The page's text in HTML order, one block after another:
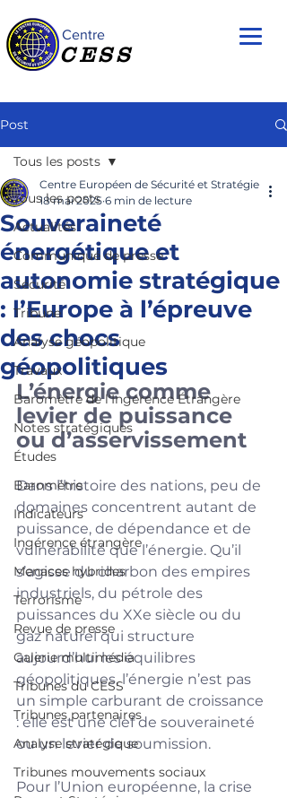
Centre
CESS
Post
Tous les posts
Actualités
Communiqué de presse
Sécurité
Tribune
Analyse géopolitique
Travaux
Baromètre de l'Ingérence Étrangère
Notes stratégiques
Études
Baromètre
Indicateurs
Ingérence étrangère
Menaces hybrides
Terrorisme
Revue de presse
Galerie multimédia
Tribunes du CESS
Tribunes partenaires
Analyse stratégique
Tribunes mouvements sociaux
Tous les posts
Souveraineté
énergétique et
autonomie stratégique
: l’Europe à l’épreuve
des chocs
géopolitiques
Centre Européen de Sécurité et Stratégie
18 mai 2025 6 min de lecture
L’énergie comme
levier de puissance
ou d’asservissement
Dans l’histoire des nations, peu de
domaines concentrent autant de
puissance, de dépendance et de
vulnérabilité que l’énergie. Qu’il
s’agisse du charbon des empires
industriels, du pétrole des
puissances du XXe siècle ou du
gaz naturel qui structure
aujourd’hui les équilibres
géopolitiques, l’énergie n’est pas
un simple carburant de croissance
: elle est une clef de souveraineté
ou un levier de soumission.
Pour l’Union européenne, la crise